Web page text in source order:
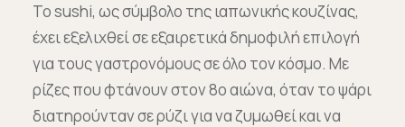
Voucher
Το sushi, ως σύμβολο της ιαπωνικής κουζίνας,
έχει εξελιχθεί σε εξαιρετικά δημοφιλή επιλογή
για τους γαστρονόμους σε όλο τον κόσμο. Με
ρίζες που φτάνουν στον 8ο αιώνα, όταν το ψάρι
διατηρούνταν σε ρύζι για να ζυμωθεί και να